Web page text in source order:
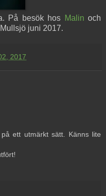
På besök hos Malin och
juni 2017.
2017
ett utmärkt sätt. Känns lite